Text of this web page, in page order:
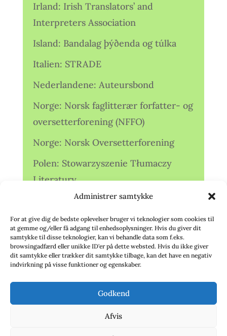
Administrer samtykke
For at give dig de bedste oplevelser bruger vi teknologier som cookies til
at gemme og/eller få adgang til enhedsoplysninger. Hvis du giver dit
samtykke til disse teknologier, kan vi behandle data som f.eks.
browsingadfærd eller unikke ID'er på dette websted. Hvis du ikke giver
dit samtykke eller trækker dit samtykke tilbage, kan det have en negativ
indvirkning på visse funktioner og egenskaber.
Godkend
Afvis
Irland: Irish Translators’ and
Interpreters Association
Island: Bandalag þýðenda og túlka
Italien: STRADE
Nederlandene: Auteursbond
Norge: Norsk faglitterær forfatter- og
oversetterforening (NFFO)
Norge: Norsk Oversetterforening
Polen: Stowarzyszenie Tłumaczy
Literatury
Storbritannien: Translators
Association (TA)
Sverige: Översättarsektionen (Ö.)
Sverige: Översättarcentrum (ÖC)
deutschsprachiger Übersetzer (VdÜ)